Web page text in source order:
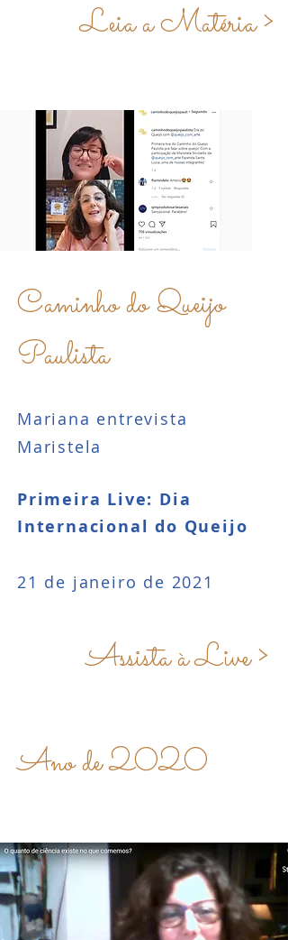
Leia a Matéria >
Caminho do Queijo
Paulista
Mariana entrevista
Maristela
Primeira Live: Dia
Internacional do Queijo
21 de janeiro de 2021
Assista à Live >
Ano de2020